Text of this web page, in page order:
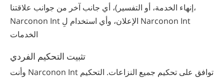
إنهاء الخدمة، أو التفسير)، أي جانب آخر من جوانب علاقتنا،
Narconon Int الإعلان، وأي استخدام لِ Narconon Int
الخدمات
تثبيت التحكيم الفردي
وأنت Narconon Int توافق على تحكيم جميع النزاعات. التحكيم